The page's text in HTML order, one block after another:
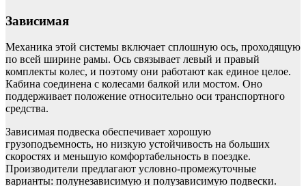
Зависимая
Механика этой системы включает сплошную ось, проходящую
по всей ширине рамы. Ось связывает левый и правый
комплекты колес, и поэтому они работают как единое целое.
Кабина соединена с колесами балкой или мостом. Оно
поддерживает положение относительно оси транспортного
средства.
Зависимая подвеска обеспечивает хорошую
грузоподъемность, но низкую устойчивость на больших
скоростях и меньшую комфортабельность в поездке.
Производители предлагают условно-промежуточные
варианты: полунезависимую и полузависимую подвески.